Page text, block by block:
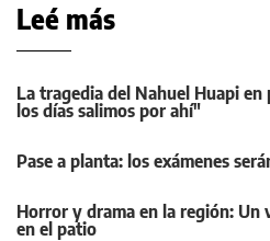
Leé más
La tragedia del Nahuel Huapi
los días salimos por ahí"
Pase a planta: los exámenes
Horror y drama en la región:
en el patio